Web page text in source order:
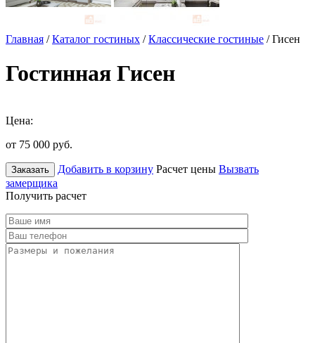
Главная /Каталог гостиных /Классические гостиные / Гисен
Гостинная Гисен
Цена:
от 75 000 руб.
Заказать Добавить в корзину Расчет цены Вызвать
замерщика
Получить расчет